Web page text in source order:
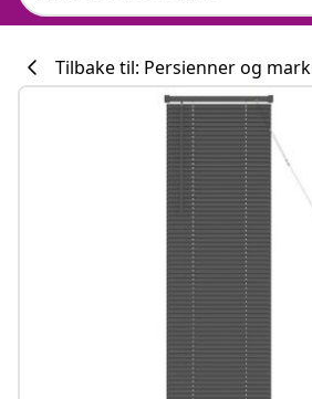
Tilbake til: Persienner og